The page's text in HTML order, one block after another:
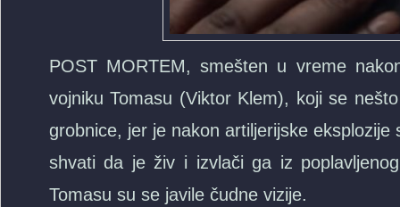
POST MORTEM, smešten u vreme
vojniku Tomasu (Viktor Klem), koji se
grobnice, jer je nakon artiljerijske
shvati da je živ i izvlači ga iz
Tomasu su se javile čudne vizije.